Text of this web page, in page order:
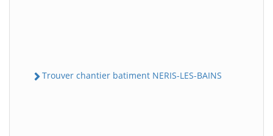
Trouver chantier batiment NERIS-LES-BAINS